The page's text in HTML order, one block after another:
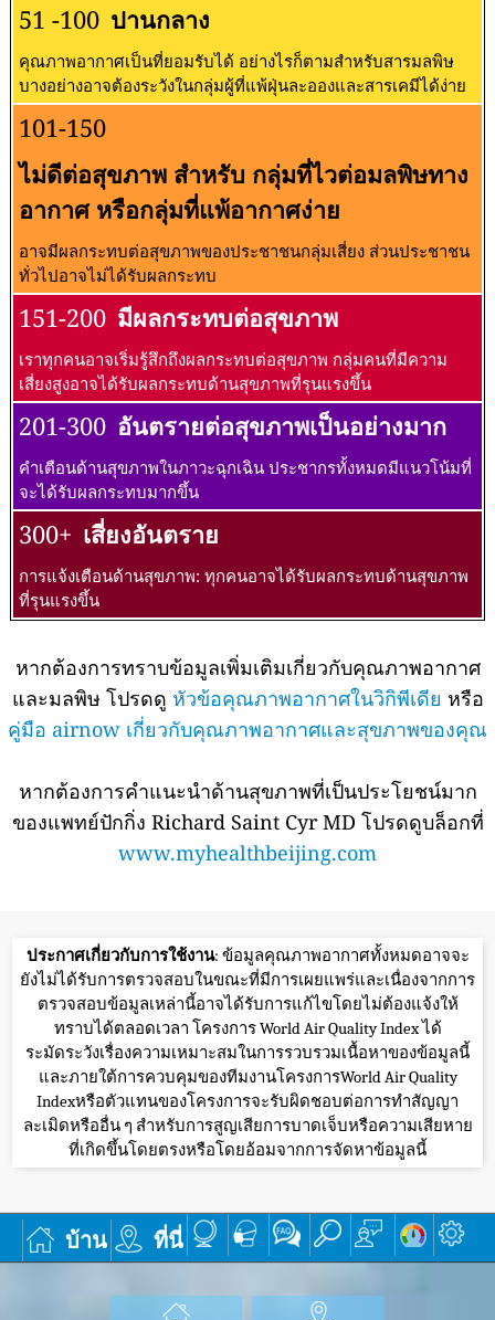
51 -100 ปานกลาง
คุณภาพอากาศเป็นที่ยอมรับได้ อย่างไรก็ตามสำหรับสารมลพิษ
บางอย่างอาจต้องระวังในกลุ่มผู้ที่แพ้ฝุ่นละอองและสารเคมีได้ง่าย
101-150
ไม่ดีต่อสุขภาพ สำหรับ กลุ่มที่ไวต่อมลพิษทาง
อากาศ หรือกลุ่มที่แพ้อากาศง่าย
อาจมีผลกระทบต่อสุขภาพของประชาชนกลุ่มเสี่ยง ส่วนประชาชน
ทั่วไปอาจไม่ได้รับผลกระทบ
151-200 มีผลกระทบต่อสุขภาพ
เราทุกคนอาจเริ่มรู้สึกถึงผลกระทบต่อสุขภาพ กลุ่มคนที่มีความ
เสี่ยงสูงอาจได้รับผลกระทบด้านสุขภาพที่รุนแรงขึ้น
201-300 อันตรายต่อสุขภาพเป็นอย่างมาก
คำเตือนด้านสุขภาพในภาวะฉุกเฉิน ประชากรทั้งหมดมีแนวโน้มที่
จะได้รับผลกระทบมากขึ้น
300+ เสี่ยงอันตราย
การแจ้งเตือนด้านสุขภาพ: ทุกคนอาจได้รับผลกระทบด้านสุขภาพ
ที่รุนแรงขึ้น
หากต้องการทราบข้อมูลเพิ่มเติมเกี่ยวกับคุณภาพอากาศ
และมลพิษ โปรดดู หัวข้อคุณภาพอากาศในวิกิพีเดีย หรือ
คู่มือ airnow เกี่ยวกับคุณภาพอากาศและสุขภาพของคุณ
หากต้องการคำแนะนำด้านสุขภาพที่เป็นประโยชน์มาก
ของแพทย์ปักกิ่ง Richard Saint Cyr MD โปรดดูบล็อกที่
www.myhealthbeijing.com
ประกาศเกี่ยวกับการใช้งาน: ข้อมูลคุณภาพอากาศทั้งหมดอาจจะ
ยังไม่ได้รับการตรวจสอบในขณะที่มีการเผยแพร่และเนื่องจากการ
ตรวจสอบข้อมูลเหล่านี้อาจได้รับการแก้ไขโดยไม่ต้องแจ้งให้
ทราบได้ตลอดเวลา โครงการ World Air Quality Index ได้
ระมัดระวังเรื่องความเหมาะสมในการรวบรวมเนื้อหาของข้อมูลนี้
และภายใต้การควบคุมของทีมงานโครงการWorld Air Quality
Indexหรือตัวแทนของโครงการจะรับผิดชอบต่อการทำสัญญา
ละเมิดหรืออื่น ๆ สำหรับการสูญเสียการบาดเจ็บหรือความเสียหาย
ที่เกิดขึ้นโดยตรงหรือโดยอ้อมจากการจัดหาข้อมูลนี้
บ้าน ที่นี่